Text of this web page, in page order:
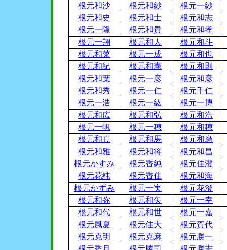
根元和沙
根元和紗
根元一紗
根元和史
根元和士
根元和志
根元一隆
根元和貴
根元和孝
根元一翔
根元和人
根元和斗
根元和菜
根元一成
根元和也
根元和紀
根元和憲
根元和則
根元和葉
根元一彦
根元和彦
根元和秀
根元一仁
根元千仁
根元一浩
根元一紘
根元一博
根元和広
根元和弘
根元和浩
根元一帆
根元一穂
根元和穂
根元和真
根元和馬
根元和磨
根元和雅
根元和将
根元和昌
根元かすみ
根元香純
根元佳澄
根元花純
根元香住
根元和海
根元かずみ
根元一実
根元花澄
根元和弥
根元和矢
根元一幸
根元和代
根元和世
根元一嘉
根元風夏
根元佳大
根元賀代
根元克明
根元克麻
根元勝一